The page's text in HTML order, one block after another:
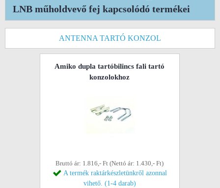
LNB műholdvevő fej kapcsolódó termékei
ANTENNA TARTÓ KONZOL
Amiko dupla tartóbilincs fali tartó
konzolokhoz
Bruttó ár: 1.816,- Ft (Nettó ár: 1.430,- Ft)
A termék raktárkészletünkről azonnal
vihető. (1-4 darab)